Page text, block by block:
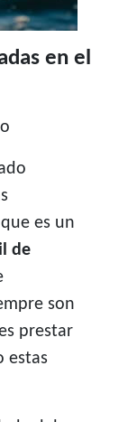
en el
es un
de
son
prestar
estas